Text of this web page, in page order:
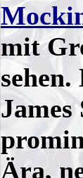
mit
sehen.
Ära,